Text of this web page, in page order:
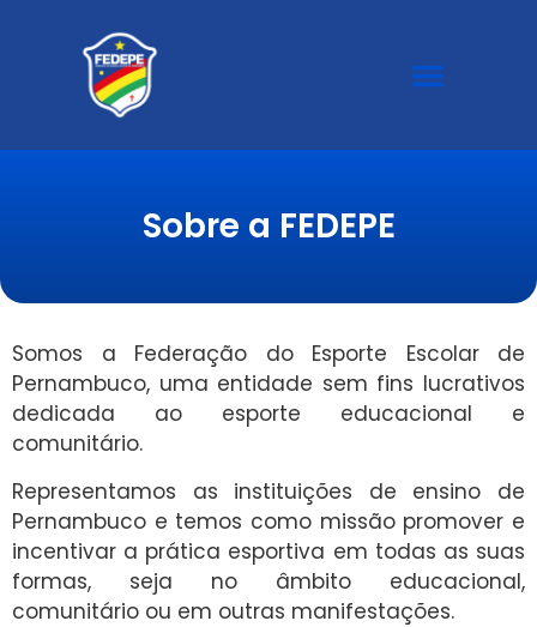
Sobre a FEDEPE
Somos a Federação do Esporte Escolar de
Pernambuco, uma entidade sem fins lucrativos
dedicada ao esporte educacional e
comunitário.
Representamos as instituições de ensino de
Pernambuco e temos como missão promover e
incentivar a prática esportiva em todas as suas
formas, seja no âmbito educacional,
comunitário ou em outras manifestações.